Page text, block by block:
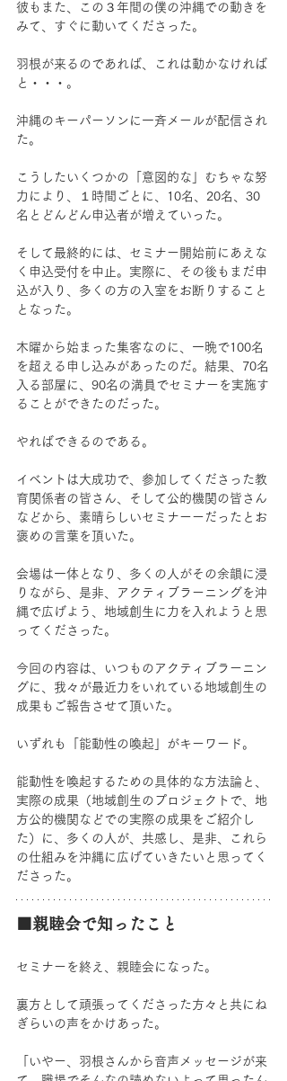
彼もまた、この３年間の僕の沖縄での動きを
みて、すぐに動いてくださった。
羽根が来るのであれば、これは動かなければ
と・・・。
沖縄のキーパーソンに一斉メールが配信され
た。
こうしたいくつかの「意図的な」むちゃな努
力により、１時間ごとに、10名、20名、30
名とどんどん申込者が増えていった。
そして最終的には、セミナー開始前にあえな
く申込受付を中止。実際に、その後もまだ申
込が入り、多くの方の入室をお断りすること
となった。
木曜から始まった集客なのに、一晩で100名
を超える申し込みがあったのだ。結果、70名
入る部屋に、90名の満員でセミナーを実施す
ることができたのだった。
やればできるのである。
イベントは大成功で、参加してくださった教
育関係者の皆さん、そして公的機関の皆さん
などから、素晴らしいセミナーーだったとお
褒めの言葉を頂いた。
会場は一体となり、多くの人がその余韻に浸
りながら、是非、アクティブラーニングを沖
縄で広げよう、地域創生に力を入れようと思
ってくださった。
今回の内容は、いつものアクティブラーニン
グに、我々が最近力をいれている地域創生の
成果もご報告させて頂いた。
いずれも「能動性の喚起」がキーワード。
能動性を喚起するための具体的な方法論と、
実際の成果（地域創生のプロジェクトで、地
方公的機関などでの実際の成果をご紹介し
た）に、多くの人が、共感し、是非、これら
の仕組みを沖縄に広げていきたいと思ってく
ださった。
■親睦会で知ったこと
セミナーを終え、親睦会になった。
裏方として頑張ってくださった方々と共にね
ぎらいの声をかけあった。
「いやー、羽根さんから音声メッセージが来